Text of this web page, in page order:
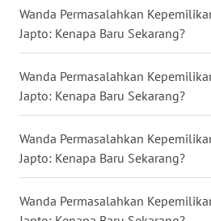
Wanda Permasalahkan
Japto: Kenapa Baru Sekarang?
Wanda Permasalahkan
Japto: Kenapa Baru Sekarang?
Wanda Permasalahkan
Japto: Kenapa Baru Sekarang?
Wanda Permasalahkan
WN
KALBAR
WN
KALTENG
WN
KALTARA
WN
KALSEL